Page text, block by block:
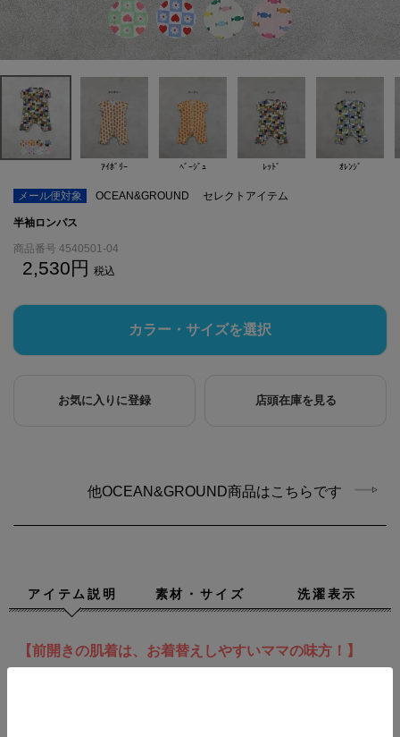
ｱｲﾎﾞﾘｰ ﾍﾞｰｼﾞｭ ﾚｯﾄﾞ ｵﾚﾝｼﾞ
メール便対象 OCEAN&GROUND セレクトアイテム
半袖ロンパス
商品番号 4540501-04
2,530 税込
カラー・サイズを選択
お気に入りに登録 店頭在庫を見る
他OCEAN&GROUND商品はこちらです
アイテム説明 素材・サイズ 洗濯表示
【前開きの肌着は、お着替えしやすいママの味方！】